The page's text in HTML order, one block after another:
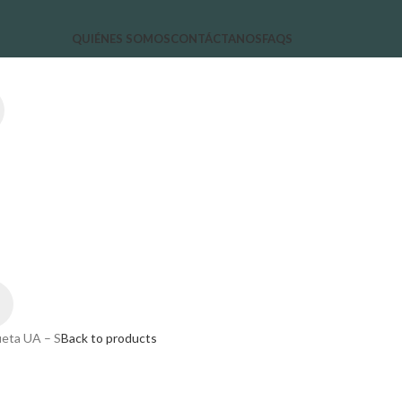
QUIÉNES SOMOSCONTÁCTANOSFAQS
UA – SBack to products